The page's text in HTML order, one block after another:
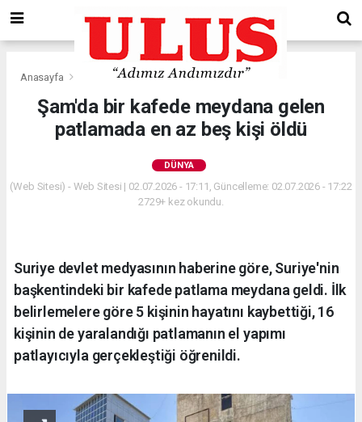
Anasayfa
Şam'da bir kafede meydana gelen
patlamada en az beş kişi öldü
DÜNYA
(Web Sitesi) - Web Sitesi | 02.07.2026 - 17:11, Güncelleme: 02.07.2026 - 17:22
2729+ kez okundu.
Suriye devlet medyasının haberine göre, Suriye'nin
başkentindeki bir kafede patlama meydana geldi. İlk
belirlemelere göre 5 kişinin hayatını kaybettiği, 16
kişinin de yaralandığı patlamanın el yapımı
patlayıcıyla gerçekleştiği öğrenildi.